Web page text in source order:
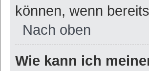
können, wenn
Nach oben
Wie kann ich